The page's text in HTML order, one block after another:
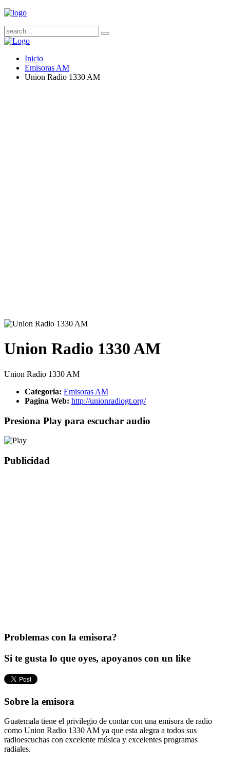
Inicio
Emisoras AM
Union Radio 1330 AM
Union Radio 1330 AM
Union Radio 1330 AM
Categoria: Emisoras AM
Pagina Web: http://unionradiogt.org/
Presiona Play para escuchar audio
Publicidad
Problemas con la emisora?
Si te gusta lo que oyes, apoyanos con un like
Sobre la emisora
Guatemala tiene el privilegio de contar con una emisora de radio
como Union Radio 1330 AM ya que esta alegra a todos sus
radioescuchas con excelente música y excelentes programas
radiales.